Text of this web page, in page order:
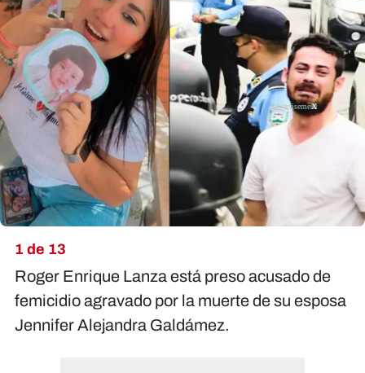
1 de 13
Roger Enrique Lanza está preso acusado de
femicidio agravado por la muerte de su esposa
Jennifer Alejandra Galdámez.
X